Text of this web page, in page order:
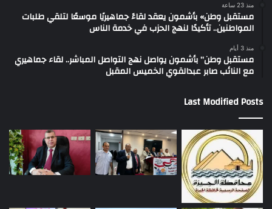
منذ 23 ساعة
مستقبل وطن» بأشمون يعقد لقاءً جماهيريًا موسعًا لتلقي طلبات
المواطنين.. تأكيدًا لنهج الحزب في خدمة الناس
منذ 3 أيام
مستقبل وطن” بأشمون يواصل نهج التواصل المباشر.. لقاء جماهيري
مع النائب صابر عبدالقوي الخميس المقبل
Last Modified Posts